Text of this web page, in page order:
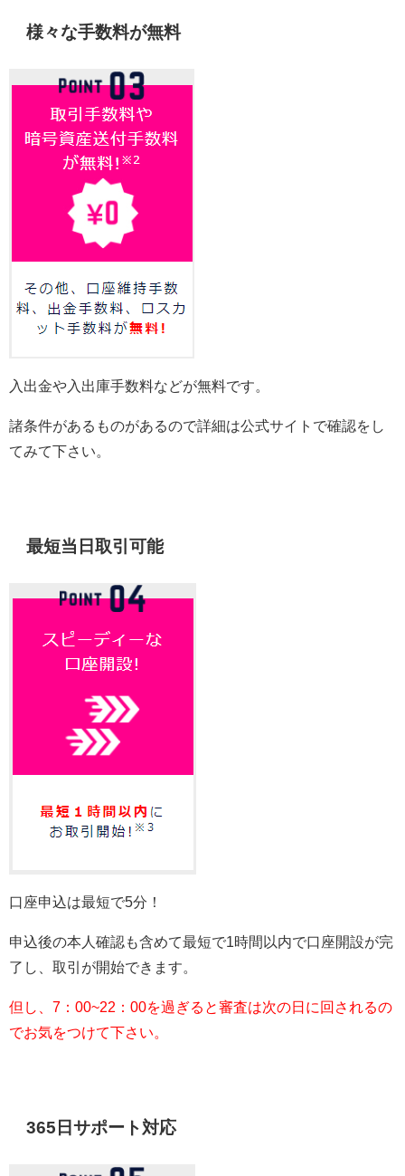
様々な手数料が無料
入出金や入出庫手数料などが無料です。
諸条件があるものがあるので詳細は公式サイトで確認をし
てみて下さい。
最短当日取引可能
口座申込は最短で5分！
申込後の本人確認も含めて最短で1時間以内で口座開設が完
了し、取引が開始できます。
但し、7：00~22：00を過ぎると審査は次の日に回されるの
でお気をつけて下さい。
365日サポート対応